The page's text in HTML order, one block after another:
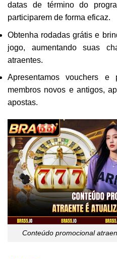
datas de término do
participarem de forma eficaz.
Obtenha rodadas grátis e
jogo, aumentando suas
atraentes.
Apresentamos vouchers e
membros novos e antigos,
apostas.
Conteúdo promocional